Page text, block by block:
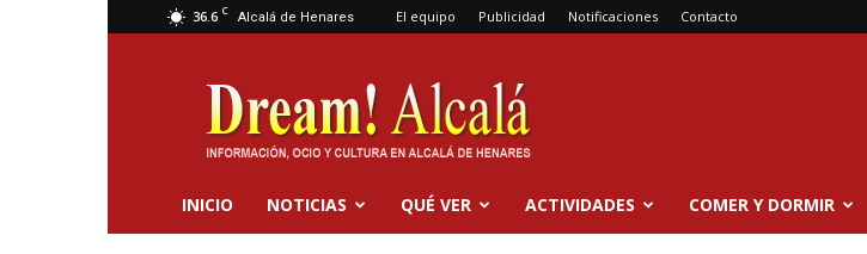
36.6 C Alcalá de Henares El equipo Publicidad Notificaciones Contacto
Dream
Alcalá
INICIO NOTICIAS QUÉ VER ACTIVIDADES COMER Y DORMIR